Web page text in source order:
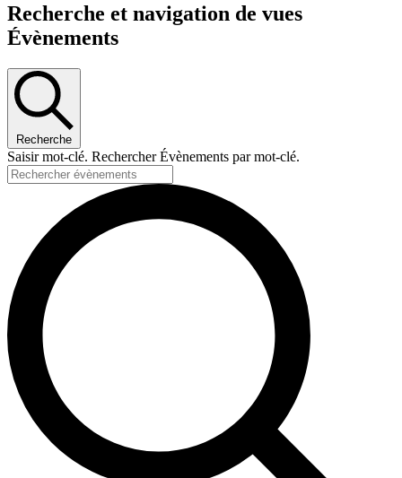
Recherche et navigation de vues
Évènements
Recherche
Saisir mot-clé. Rechercher Évènements par mot-clé.